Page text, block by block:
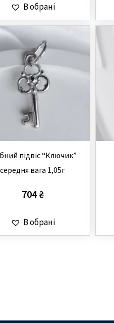
В обрані
підвіс “Ключик”
середня вага 1,05г
704₴
В обрані